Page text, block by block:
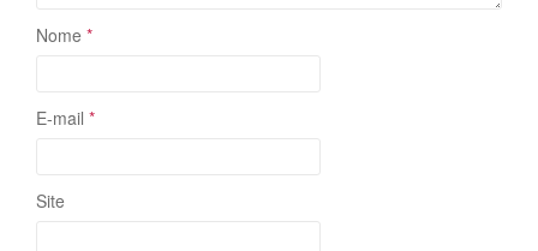
Nome *
E-mail *
Site